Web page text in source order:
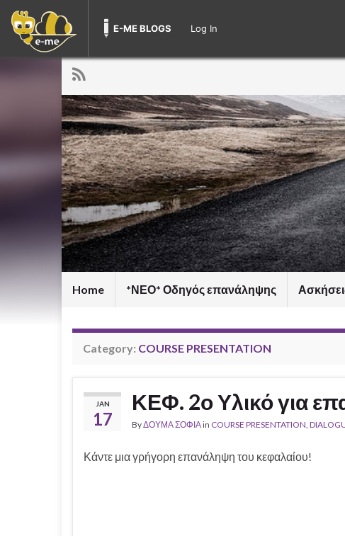
E-ME BLOGS Log In
Home *ΝΕΟ* Οδηγός επανάληψης
Category: COURSE PRESENTATION
JAN
17
ΚΕΦ. 2ο Υλικό για
ByΔΟΥΜΑ ΣΟΦΙΑin COURSE PRESENTATION
Κάντε μια γρήγορη επανάληψη του κεφαλαίου!